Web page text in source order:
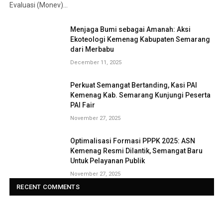
Evaluasi (Monev)…
Menjaga Bumi sebagai Amanah: Aksi
Ekoteologi Kemenag Kabupaten Semarang
dari Merbabu
December 11, 2025
Perkuat Semangat Bertanding, Kasi PAI
Kemenag Kab. Semarang Kunjungi Peserta
PAI Fair
November 27, 2025
Optimalisasi Formasi PPPK 2025: ASN
Kemenag Resmi Dilantik, Semangat Baru
Untuk Pelayanan Publik
November 27, 2025
RECENT COMMENTS